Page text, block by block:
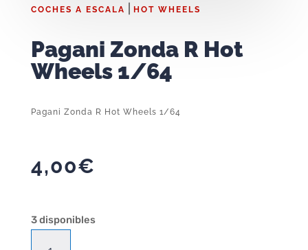
COCHES A ESCALA HOT WHEELS
Pagani Zonda R Hot
Wheels 1/64
Pagani Zonda R Hot Wheels 1/64
4,00€
3 disponibles